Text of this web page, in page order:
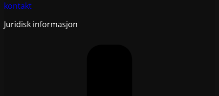
kontakt
Juridisk informasjon